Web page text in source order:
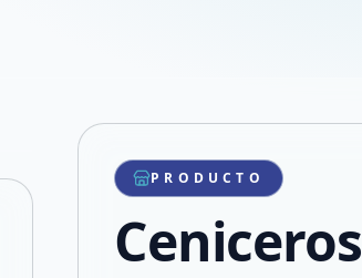
Compartir producto
Compartir por WhatsApp
Compartir por mail
Compartir en Facebook
PRODUCTO
Ceniceros